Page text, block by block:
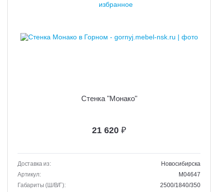
Стенка "Монако"
21 620 ₽
Доставка из:
Новосибирска
Артикул:
M04647
Габариты (Ш/В/Г):
2500/1840/350